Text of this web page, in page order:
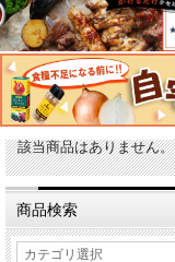
該当商品はありません。
商品検索